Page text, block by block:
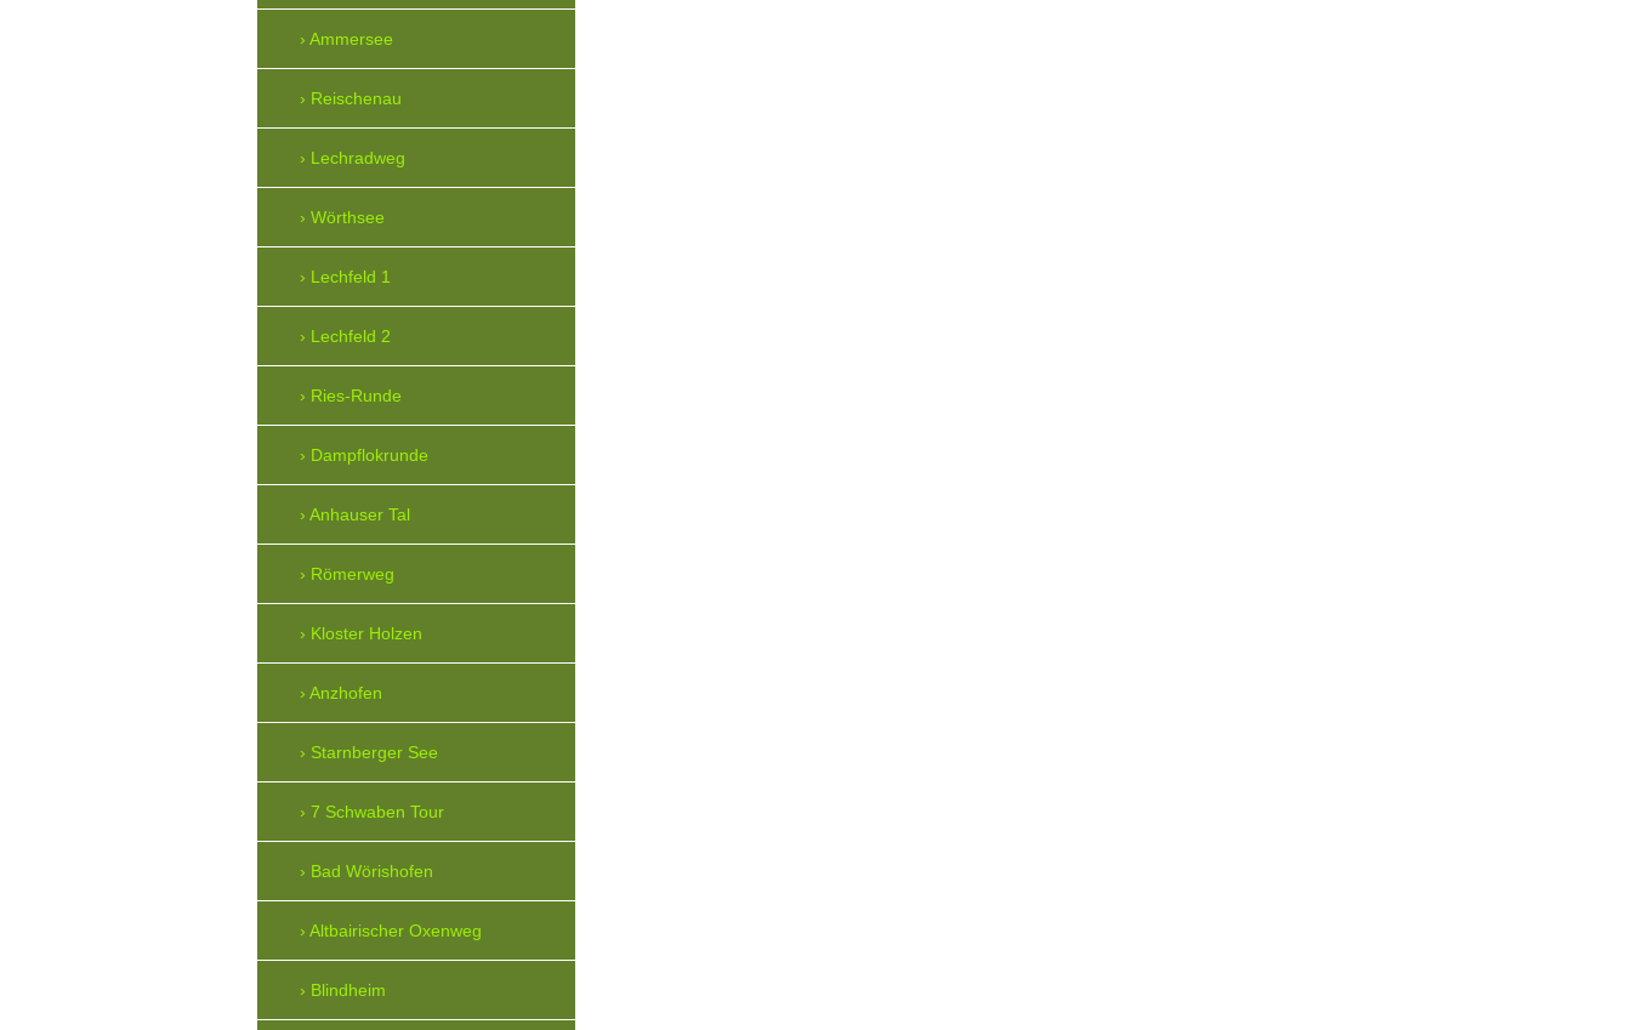
Ammersee
Reischenau
Lechradweg
Wörthsee
Lechfeld 1
Lechfeld 2
Ries-Runde
Dampflokrunde
Anhauser Tal
Römerweg
Kloster Holzen
Anzhofen
Starnberger See
7 Schwaben Tour
Bad Wörishofen
Altbairischer Oxenweg
Blindheim